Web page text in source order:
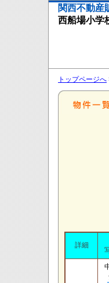
関西不動産
西船場小学
トップページへ
詳細